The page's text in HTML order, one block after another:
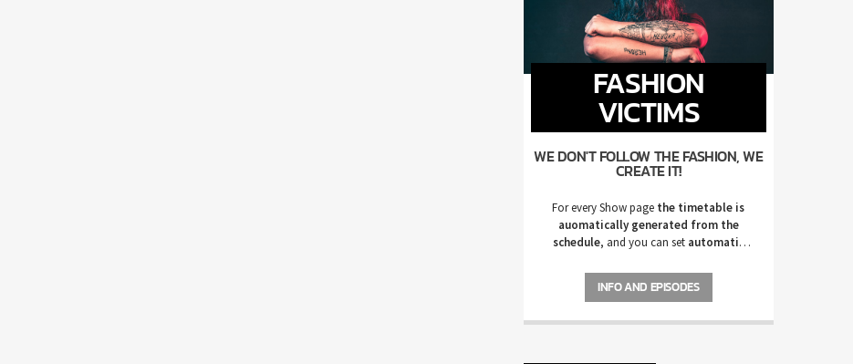
FASHION
VICTIMS
WE DON'T FOLLOW THE FASHION, WE
CREATE IT!
For every Show page the timetable is
auomatically generated from the
schedule, and you can set automatic
Chartsby simply choosing a category.
Curabitur id lacus felis. Sed justo mauris,
mauris. Sed eu congue nulla, et tincidunt
INFO AND EPISODES